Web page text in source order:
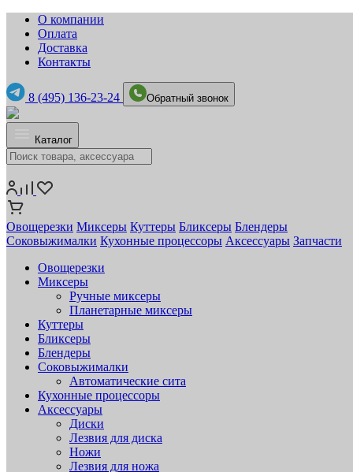
О компании
Оплата
Доставка
Контакты
8 (495) 136-23-24 Обратный звонок
Каталог
Овощерезки Миксеры Куттеры Бликсеры Блендеры
Соковыжималки Кухонные процессоры Аксессуары Запчасти
Овощерезки
Миксеры
Ручные миксеры
Планетарные миксеры
Куттеры
Бликсеры
Блендеры
Соковыжималки
Автоматические сита
Кухонные процессоры
Аксессуары
Диски
Лезвия для диска
Ножи
Лезвия для ножа